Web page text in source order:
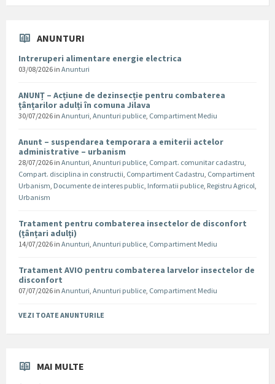
ANUNTURI
Intreruperi alimentare energie electrica
03/08/2026 in Anunturi
ANUNȚ – Acțiune de dezinsecție pentru combaterea
țânțarilor adulți în comuna Jilava
30/07/2026 in Anunturi, Anunturi publice, Compartiment Mediu
Anunt – suspendarea temporara a emiterii actelor
administrative – urbanism
28/07/2026 in Anunturi, Anunturi publice, Compart. comunitar cadastru,
Compart. disciplina in constructii, Compartiment Cadastru, Compartiment
Urbanism, Documente de interes public, Informatii publice, Registru Agricol,
Urbanism
Tratament pentru combaterea insectelor de disconfort
(țânțari adulți)
14/07/2026 in Anunturi, Anunturi publice, Compartiment Mediu
Tratament AVIO pentru combaterea larvelor insectelor de
disconfort
07/07/2026 in Anunturi, Anunturi publice, Compartiment Mediu
VEZI TOATE ANUNTURILE
MAI MULTE